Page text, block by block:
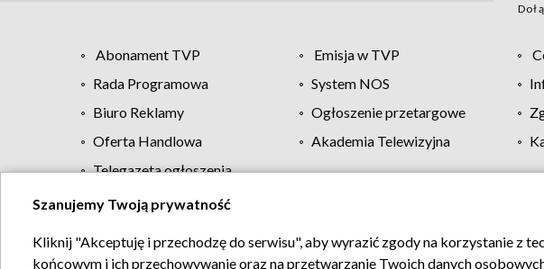
Abonament TVP Emisja w TVP
Rada Programowa
System NOS
Biuro Reklamy
Ogłoszenie przetargowe
Oferta Handlowa
Akademia Telewizyjna
Telegazeta ogłoszenia
Regulamin TVP Polityka prywatności
Szanujemy Twoją prywatność
Kliknij "Akceptuję i przechodzę do serwisu", aby wyrazić zgody na korzystanie z
końcowym i ich przechowywanie oraz na przetwarzanie Twoich danych